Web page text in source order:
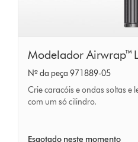
Modelador
Airwrap™
Long
40mm
Modelador Airwrap™
Nº da peça 971889-05
Crie caracóis e ondas soltas e
com um só cilindro.
Esgotado neste momento